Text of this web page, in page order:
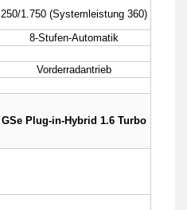
250/1.750 (Systemleistung 360)
8-Stufen-Automatik
Vorderradantrieb
GSe Plug-in-Hybrid 1.6 Turbo